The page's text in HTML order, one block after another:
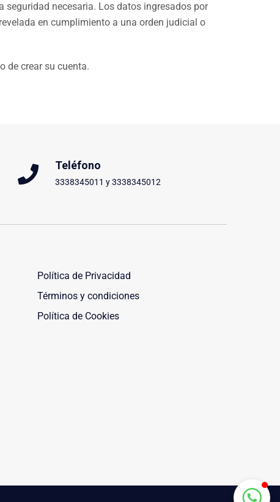
seguridad necesaria. Los datos ingresados por
en cumplimiento a una orden judicial o
de crear su cuenta.
Teléfono
3338345011 y 3338345012
Maquinaria Leñero
Typically replies within a day
Política de Privacidad
Términos y condiciones
Política de Cookies